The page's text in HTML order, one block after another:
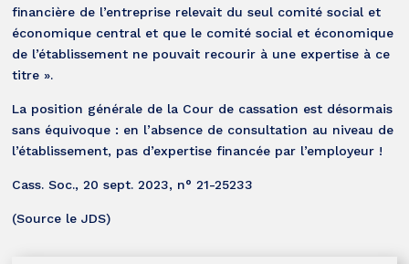
financière de l’entreprise relevait du seul comité social et
économique central et que le comité social et économique
de l’établissement ne pouvait recourir à une expertise à ce
titre ».
La position générale de la Cour de cassation est désormais
sans équivoque : en l’absence de consultation au niveau de
l’établissement, pas d’expertise financée par l’employeur !
Cass. Soc., 20 sept. 2023, n° 21-25233
(Source le JDS)